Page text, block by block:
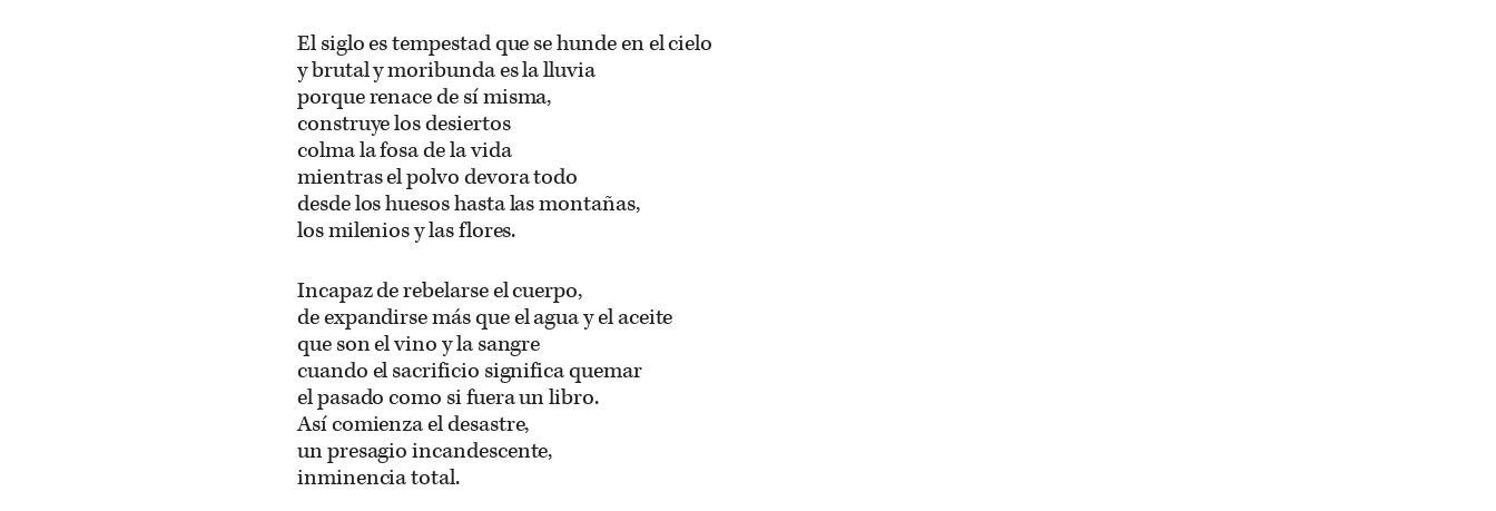
El siglo es tempestad que se hunde en el cielo
y brutal y moribunda es la lluvia
porque renace de sí misma,
construye los desiertos
colma la fosa de la vida
mientras el polvo devora todo
desde los huesos hasta las montañas,
los milenios y las flores.
Incapaz de rebelarse el cuerpo,
de expandirse más que el agua y el aceite
que son el vino y la sangre
cuando el sacrificio significa quemar
el pasado como si fuera un libro.
Así comienza el desastre,
un presagio incandescente,
inminencia total.